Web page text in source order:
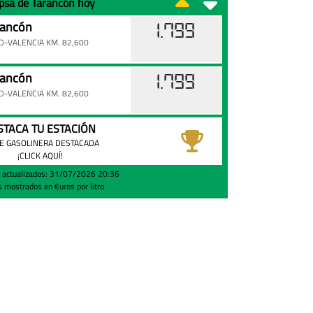
VALENCIA KM. 82,600
1.799
VALENCIA KM. 82,600
1.799
TU ESTACIÓN
GASOLINERA DESTACADA
¡CLICK AQUÍ!
actualizados: 31/07/2026 20:36
mostrados en €uros por litro